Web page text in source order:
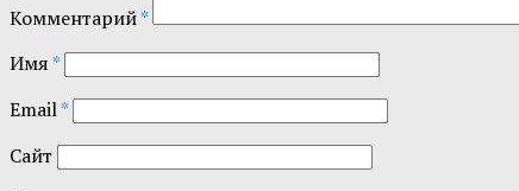
Комментарий*
Имя*
Email*
Сайт